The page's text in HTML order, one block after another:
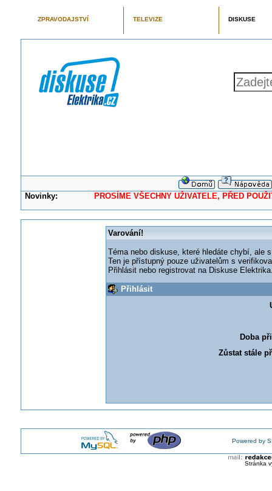
ZPRAVODAJSTVÍ TELEVIZE DISKUSE
Novinky: PROSÍME VŠECHNY UŽIVATELE, PŘED
Varování!
Téma nebo diskuse, které hledáte chybí, ale
Ten je přístupný pouze uživatelům s
Přihlásit nebo registrovat na Diskuse
Přihlásit
Doba
Zůstat stále
Powered by
Stránka